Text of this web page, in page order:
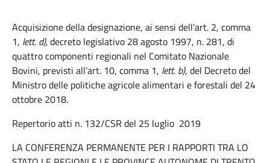
Acquisizione della designazione, ai sensi dell’art. 2, comma
1, lett. d),decreto legislativo 28 agosto 1997, n. 281, di
quattro componenti regionali nel Comitato Nazionale
Bovini, previsti all’art. 10, comma 1, lett. b), del Decreto del
Ministro delle politiche agricole alimentari e forestali del 24
ottobre 2018.
Repertorio atti n. 132/CSR del 25 luglio 2019
LA CONFERENZA PERMANENTE PER I RAPPORTI TRA LO